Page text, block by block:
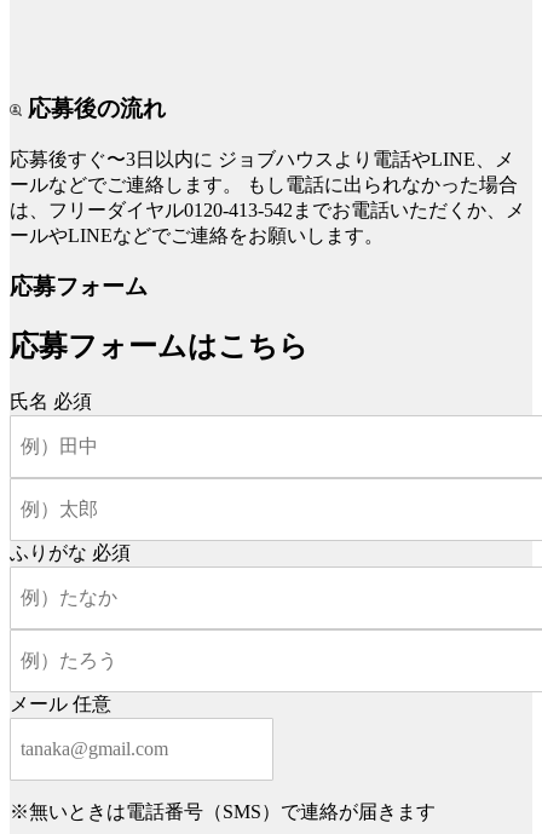
応募後の流れ
応募後すぐ〜3日以内に ジョブハウスより電話やLINE、メ
ールなどでご連絡します。
もし電話に出られなかった場合
は、フリーダイヤル0120-413-542までお電話いただくか、メ
ールやLINEなどでご連絡をお願いします。
応募フォーム
応募フォームはこちら
氏名 必須
ふりがな 必須
メール 任意
※無いときは電話番号（SMS）で連絡が届きます